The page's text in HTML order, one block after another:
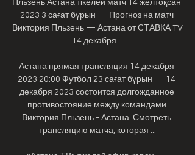
Пльзень Астана тікелей матч 14 желтоқсан
2023 3 сағат бұрын — Прогноз на матч
Виктория Пльзень — Астана от СТАВКА TV
14 декабря ...
Астана прямая трансляция 14 декабря
2023 20:00 Футбол 23 сағат бұрын — 14
декабря 2023 состоится долгожданное
противостояние между командами
Виктория Пльзень - Астана. Смотреть
трансляцию матча, которая ...